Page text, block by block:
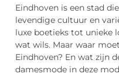
Eindhoven is een stad
levendige cultuur en
luxe boetieks tot unieke
wat wils. Maar waar
Eindhoven? En wat zijn
damesmode in deze